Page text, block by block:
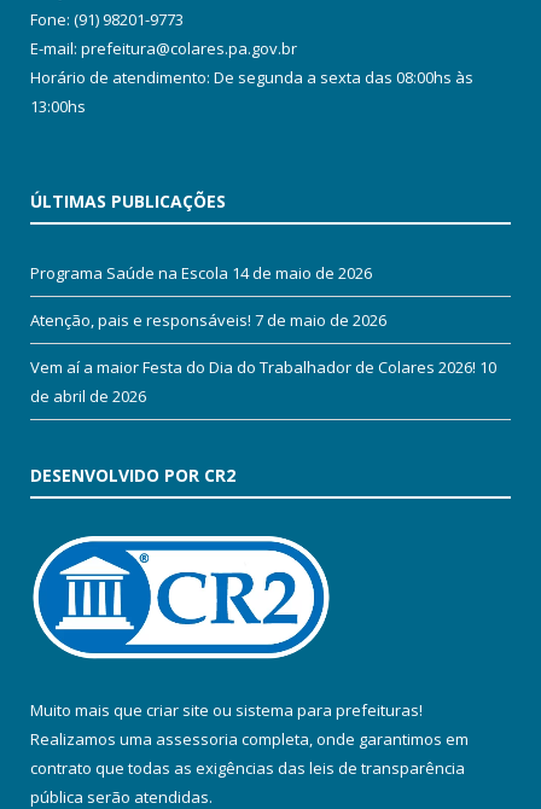
Fone: (91) 98201-9773
E-mail: prefeitura@colares.pa.gov.br
Horário de atendimento: De segunda a sexta das 08:00hs às
13:00hs
ÚLTIMAS PUBLICAÇÕES
Programa Saúde na Escola 14 de maio de 2026
Atenção, pais e responsáveis! 7 de maio de 2026
Vem aí a maior Festa do Dia do Trabalhador de Colares 2026! 10
de abril de 2026
DESENVOLVIDO POR CR2
Muito mais que criar site ou sistema para prefeituras!
Realizamos uma assessoria completa, onde garantimos em
contrato que todas as exigências das leis de transparência
pública serão atendidas.